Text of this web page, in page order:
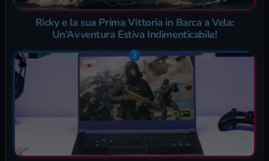
Ricky e la sua Prima Vittoria in Barca a Vela:
Un’Avventura Estiva Indimenticabile!